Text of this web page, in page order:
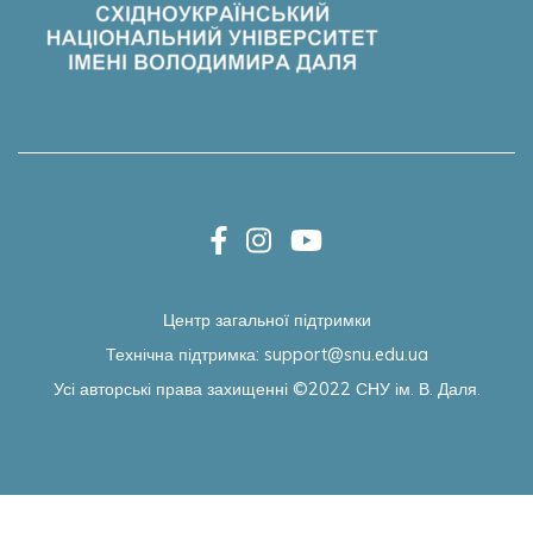
Центр загальної підтримки
Технічна підтримка: support@snu.edu.ua
Усі авторські права захищенні ©2022 СНУ ім. В. Даля.